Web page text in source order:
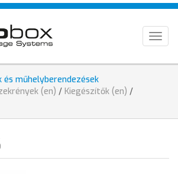
és műhelyberendezések
(en) / Kiegészítők (en) /